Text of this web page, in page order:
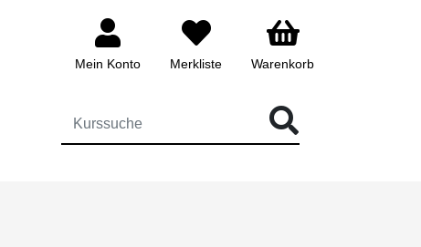
Mein Konto Merkliste Warenkorb